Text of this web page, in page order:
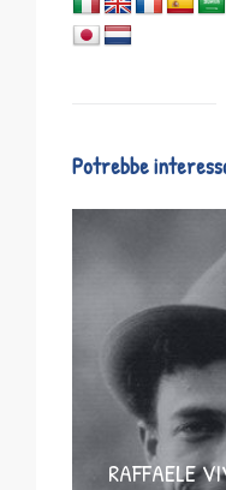
Potrebbe
RAFFAELE